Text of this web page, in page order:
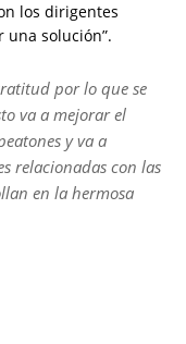
los dirigentes
solución”.
por lo que se
va a mejorar el
y va a
relacionadas con las
en la hermosa